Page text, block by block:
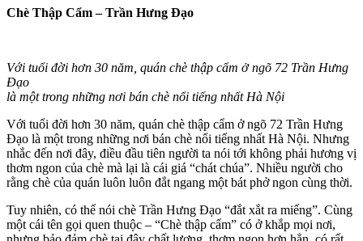
Chè Thập Cẩm – Trần Hưng Đạo
Với tuổi đời hơn 30 năm, quán chè thập cẩm ở ngõ 72 Trần Hưng
Đạo
là một trong những nơi bán chè nổi tiếng nhất Hà Nội
Với tuổi đời hơn 30 năm, quán chè thập cẩm ở ngõ 72 Trần Hưng
Đạo là một trong những nơi bán chè nổi tiếng nhất Hà Nội. Nhưng
nhắc đến nơi đây, điều đầu tiên người ta nói tới không phải hương vị
thơm ngon của chè mà lại là cái giá “chát chúa”. Nhiều người cho
rằng chè của quán luôn luôn đắt ngang một bát phở ngon cùng thời.
Tuy nhiên, có thể nói chè Trần Hưng Đạo “đắt xắt ra miếng”. Cùng
một cái tên gọi quen thuộc – “Chè thập cẩm” có ở khắp mọi nơi,